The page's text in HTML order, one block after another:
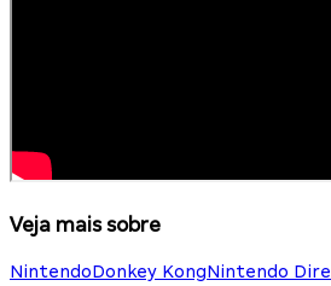
Veja mais sobre
NintendoDonkey KongNintendo